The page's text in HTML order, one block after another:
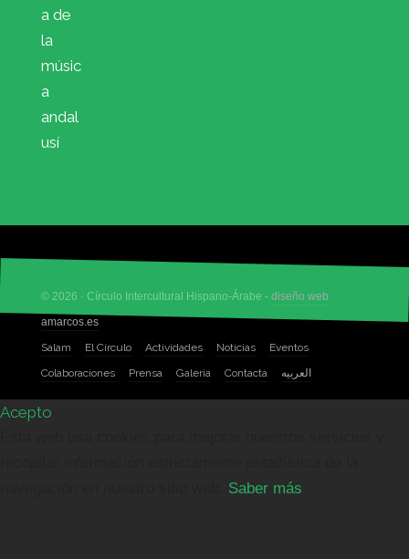
a de
la
músic
a
andal
usí
© 2026 · Círculo Intercultural Hispano-Árabe - diseño web
amarcos.es
Salam
El Círculo Actividades Noticias
Eventos
Colaboraciones
Prensa Galería Contacta العربيه
Acepto
Saber más